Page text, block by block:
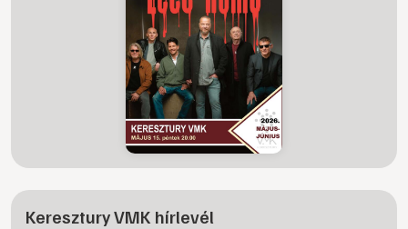
Keresztury VMK hírlevél